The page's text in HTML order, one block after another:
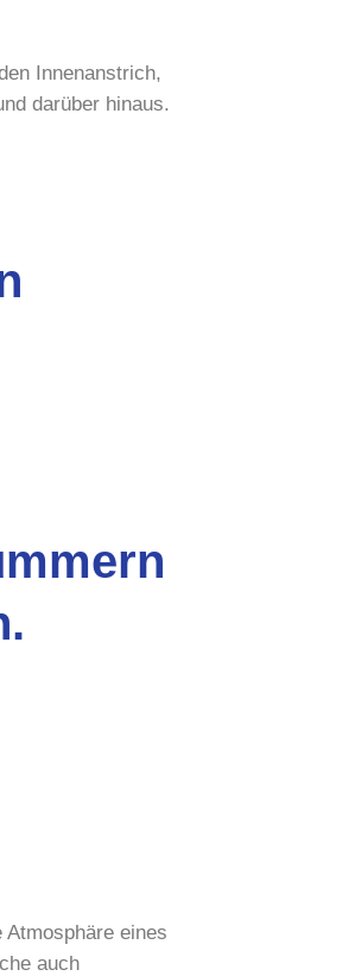
Innenanstrich,
darüber hinaus.
eines
auch